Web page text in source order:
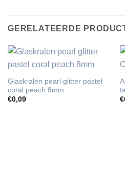
GERELATEERDE
Glaskralen pearl glitter pastel
coral peach 8mm
€0,09
€